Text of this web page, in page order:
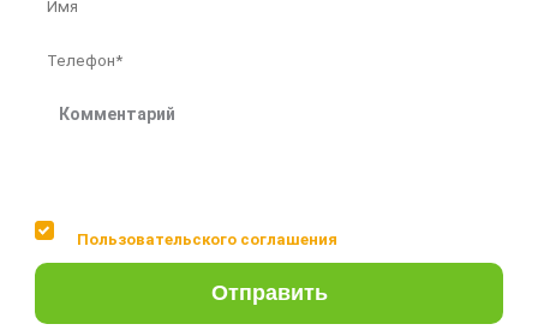
Пользовательского соглашения
Отправить